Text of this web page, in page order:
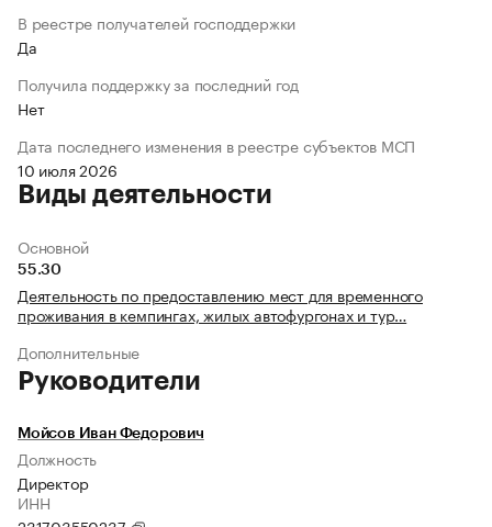
В реестре получателей господдержки
Да
Получила поддержку за последний год
Нет
Дата последнего изменения в реестре субъектов МСП
10 июля 2026
Виды деятельности
Основной
55.30
Деятельность по предоставлению мест для временного
проживания в кемпингах, жилых автофургонах и тур…
Дополнительные
Руководители
Мойсов Иван Федорович
Должность
Директор
ИНН